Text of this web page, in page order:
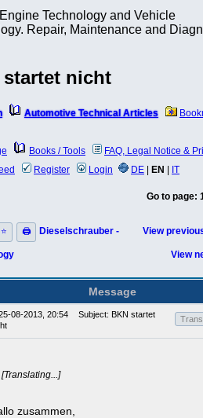
Technology and Vehicle
Repair, Maintenance and
startet nicht
Automotive Technical Articles
Books / Tools
FAQ, Legal Notice &
Register Login DE EN IT
Go to page:
⭐ 🖨 Dieselschrauber - View
View
Message
08-2013, 20:54
Subject: BKN startet
[Translating...]
zusammen,